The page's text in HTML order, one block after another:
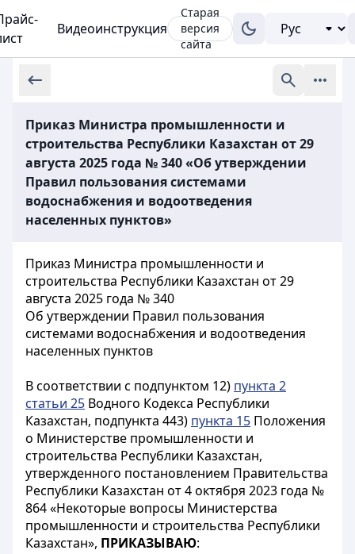
Видеоинструкция
Старая
версия
сайта
Приказ Министра промышленности и
строительства Республики Казахстан от 29
августа 2025 года № 340 «Об утверждении
Правил пользования системами
водоснабжения и водоотведения
населенных пунктов»
Приказ Министра промышленности и
строительства Республики Казахстан от 29
августа 2025 года № 340
Об утверждении Правил пользования
системами водоснабжения и водоотведения
населенных пунктов
В соответствии с подпунктом 12) пункта 2
статьи 25 Водного Кодекса Республики
Казахстан, подпункта 443) пункта 15 Положения
о Министерстве промышленности и
строительства Республики Казахстан,
утвержденного постановлением Правительства
Республики Казахстан от 4 октября 2023 года №
864 «Некоторые вопросы Министерства
промышленности и строительства Республики
Казахстан», ПРИКАЗЫВАЮ: